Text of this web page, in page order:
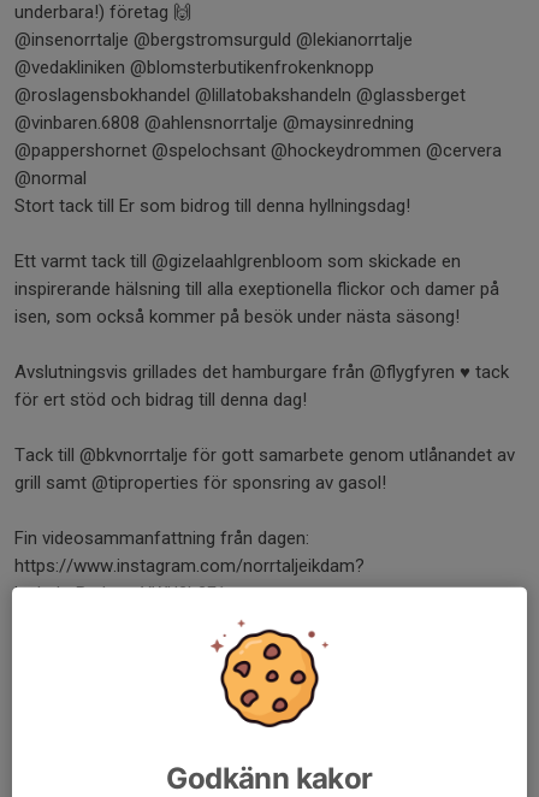
underbara!) företag 🙌
@insenorrtalje @bergstromsurguld @lekianorrtalje
@vedakliniken @blomsterbutikenfrokenknopp
@roslagensbokhandel @lillatobakshandeln @glassberget
@vinbaren.6808 @ahlensnorrtalje @maysinredning
@pappershornet @spelochsant @hockeydrommen @cervera
@normal
Stort tack till Er som bidrog till denna hyllningsdag!
Ett varmt tack till @gizelaahlgrenbloom som skickade en
inspirerande hälsning till alla exeptionella flickor och damer på
isen, som också kommer på besök under nästa säsong!
Avslutningsvis grillades det hamburgare från @flygfyren ♥️ tack
för ert stöd och bidrag till denna dag!
Tack till @bkvnorrtalje för gott samarbete genom utlånandet av
grill samt @tiproperties för sponsring av gasol!
Fin videosammanfattning från dagen:
https://www.instagram.com/norrtaljeikdam?
igsh=bnBsdmpnYWU2b2F1
Tidigare nyheterGodkänn kakor